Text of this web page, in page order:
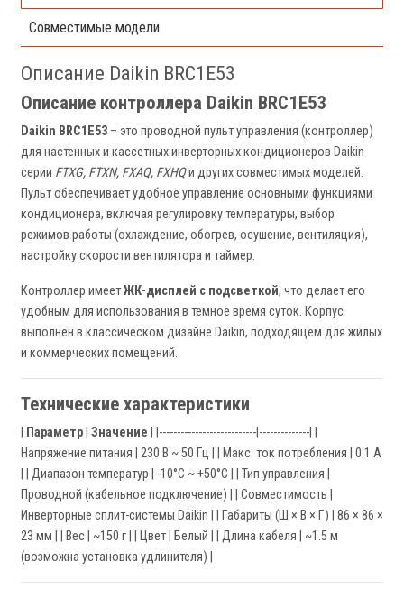
Совместимые модели
Описание Daikin BRC1E53
Описание контроллера Daikin BRC1E53
Daikin BRC1E53 – это проводной пульт управления (контроллер)
для настенных и кассетных инверторных кондиционеров Daikin
серии FTXG, FTXN, FXAQ, FXHQи других совместимых моделей.
Пульт обеспечивает удобное управление основными функциями
кондиционера, включая регулировку температуры, выбор
режимов работы (охлаждение, обогрев, осушение, вентиляция),
настройку скорости вентилятора и таймер.
Контроллер имеетЖК-дисплей с подсветкой, что делает его
удобным для использования в темное время суток. Корпус
выполнен в классическом дизайне Daikin, подходящем для жилых
и коммерческих помещений.
Технические характеристики
Параметр Значение | |---------------------------|--------------| |
Напряжение питания | 230 В ~ 50 Гц | | Макс. ток потребления | 0.1 А
| | Диапазон температур | -10°C ~ +50°C | | Тип управления |
Проводной (кабельное подключение) | | Совместимость |
Инверторные сплит-системы Daikin | | Габариты (Ш × В × Г) | 86 × 86 ×
23 мм | | Вес | ~150 г | | Цвет | Белый | | Длина кабеля | ~1.5 м
(возможна установка удлинителя) |